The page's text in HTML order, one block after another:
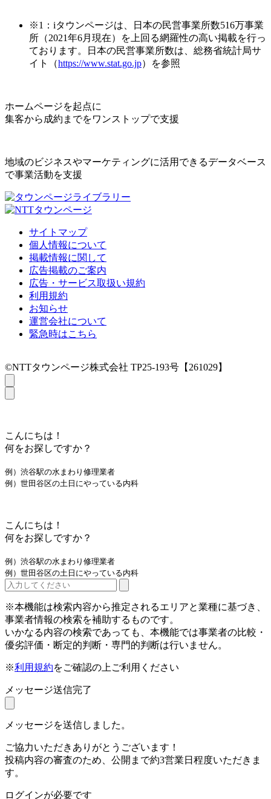
※1：iタウンページは、日本の民営事業所数516万事業
所（2021年6月現在）を上回る網羅性の高い掲載を行っ
ております。日本の民営事業所数は、総務省統計局サ
イト（https://www.stat.go.jp）を参照
ホームページを起点に
集客から成約までをワンストップで支援
地域のビジネスやマーケティングに活用できるデータベース
で事業活動を支援
サイトマップ
個人情報について
掲載情報に関して
広告掲載のご案内
広告・サービス取扱い規約
利用規約
お知らせ
運営会社について
緊急時はこちら
©NTTタウンページ株式会社 TP25-193号【261029】
こんにちは！
何をお探しですか？
例）渋谷駅の水まわり修理業者
例）世田谷区の土日にやっている内科
こんにちは！
何をお探しですか？
例）渋谷駅の水まわり修理業者
例）世田谷区の土日にやっている内科
※本機能は検索内容から推定されるエリアと業種に基づき、
事業者情報の検索を補助するものです。
いかなる内容の検索であっても、本機能では事業者の比較・
優劣評価・断定的判断・専門的判断は行いません。
※利用規約をご確認の上ご利用ください
メッセージ送信完了
メッセージを送信しました。
ご協力いただきありがとうございます！
投稿内容の審査のため、公開まで約3営業日程度いただきま
す。
ログインが必要です